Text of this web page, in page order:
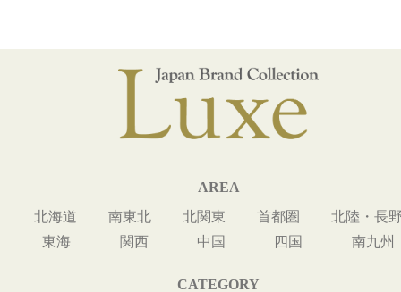
AREA
北海道
南東北 北関東 首都圏
北陸・長
東海
関西 中国 四国 南九州
CATEGORY